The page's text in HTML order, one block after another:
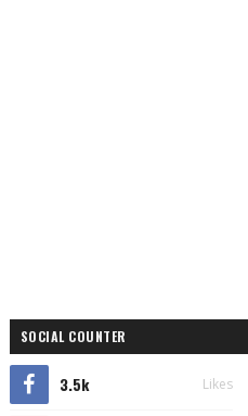
SOCIAL COUNTER
3.5k Likes